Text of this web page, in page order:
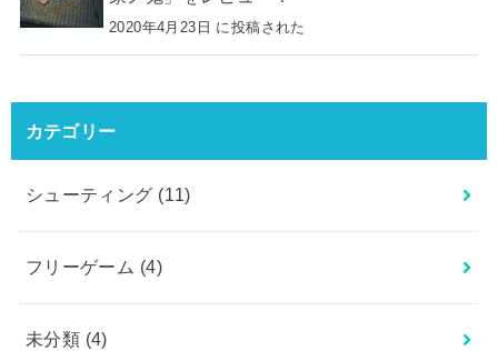
2020年4月23日 に投稿された
カテゴリー
シューティング (11)
フリーゲーム (4)
未分類 (4)